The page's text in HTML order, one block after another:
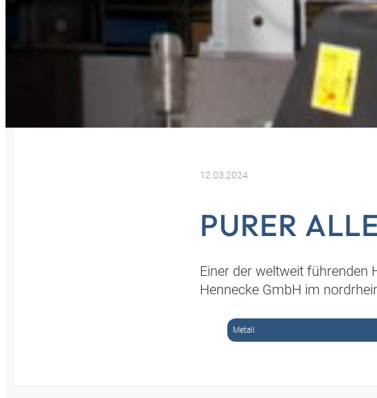
12.03.2024
PURER
Einer der weltweit führenden
Hennecke GmbH im
Metall